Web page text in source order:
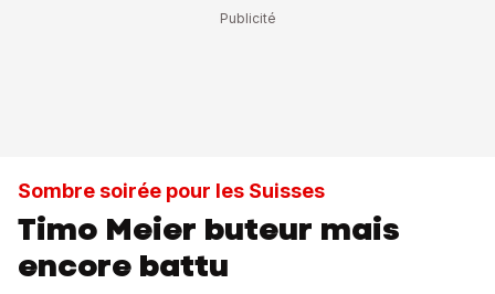
Sombre soirée pour les Suisses
Timo Meier buteur mais
encore battu